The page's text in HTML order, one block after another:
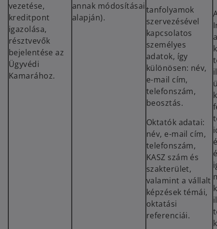
vezetése,
kreditpont
igazolása,
résztvevők
bejelentése az
Ügyvédi
Kamarához.
annak módosításai
alapján).
tanfolyamok
szervezésével
kapcsolatos
személyes
adatok, így
különösen: név,
e-mail cím,
telefonszám,
beosztás.
Oktatók adatai:
név, e-mail cím,
telefonszám,
KASZ szám és
szakterület,
valamint a vállalt
képzések témái,
oktatási
referenciái.